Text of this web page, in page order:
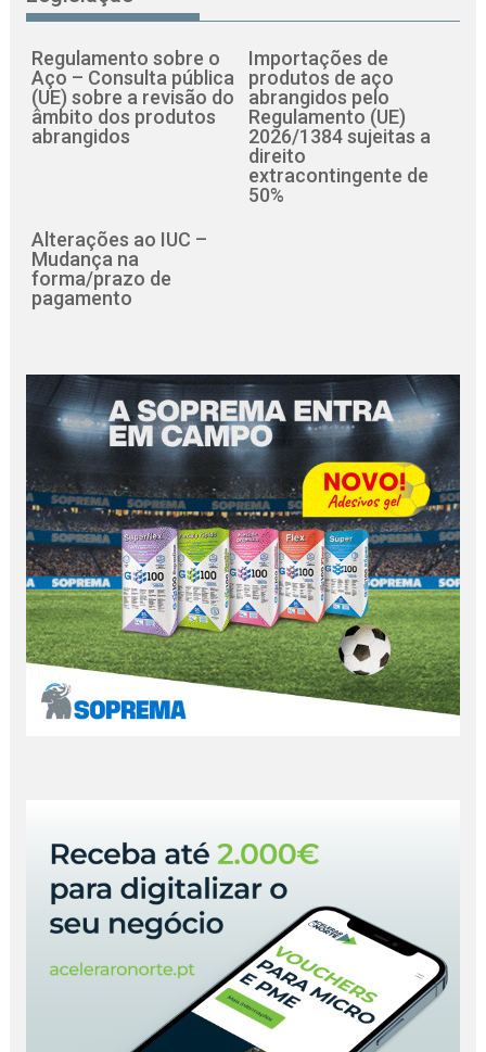
Regulamento sobre o
Aço – Consulta pública
(UE) sobre a revisão do
âmbito dos produtos
abrangidos
Importações de
produtos de aço
abrangidos pelo
Regulamento (UE)
2026/1384 sujeitas a
direito
extracontingente de
50%
Alterações ao IUC –
Mudança na
forma/prazo de
pagamento